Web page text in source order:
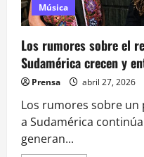
Música
Los rumores sobre el
Sudamérica crecen y
Prensa abril 27, 2026
Los rumores sobre un
a Sudamérica
generan...